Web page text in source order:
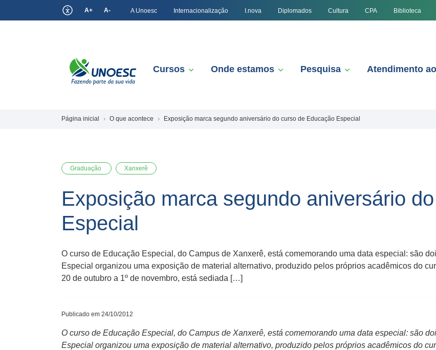
A+ A- A Unoesc Internacionalização I.nova Diplomados Cultura CPA Biblioteca
Cursos Onde estamos Pesquisa Atendimento
Página inicial O que acontece Exposição marca segundo aniversário do curso de Educação Especial
Graduação Xanxerê
Exposição marca segundo aniversário
Especial
O curso de Educação Especial, do Campus de Xanxerê, está comemorando uma data especial: são
Especial organizou uma exposição de material alternativo, produzido pelos próprios acadêmicos do
20 de outubro a 1º de novembro, está sediada […]
Publicado em 24/10/2012
O curso de Educação Especial, do Campus de Xanxerê, está comemorando uma data especial: são
Especial organizou uma exposição de material alternativo, produzido pelos próprios acadêmicos do